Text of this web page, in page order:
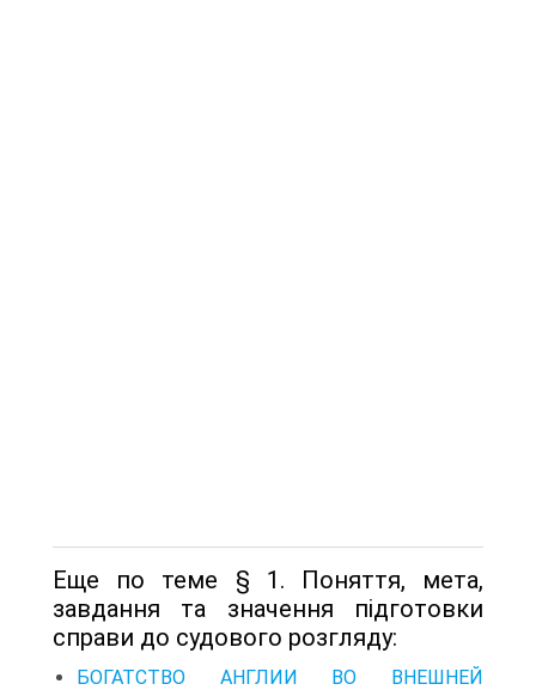
Еще по теме § 1. Поняття, мета,
завдання та значення підготовки
справи до судового розгляду:
БОГАТСТВО АНГЛИИ ВО ВНЕШНЕЙ